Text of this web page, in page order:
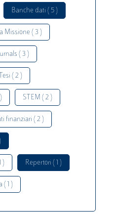
Banche dati ( 5 )
Missione ( 3 )
( 3 )
Tesi ( 2 )
STEM ( 2 )
finanziari ( 2 )
) Repertori ( 1 )
( 1 )